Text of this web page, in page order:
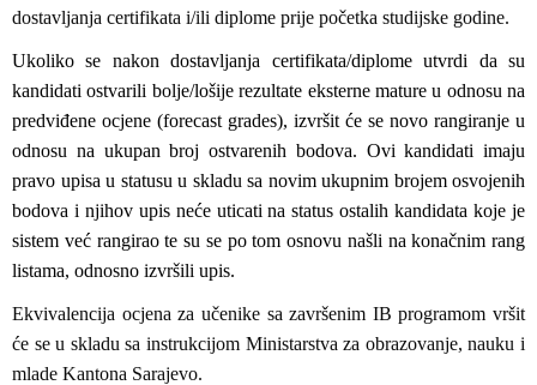
dostavljanja certifikata i/ili diplome prije početka studijske godine.
Ukoliko se nakon dostavljanja certifikata/diplome utvrdi da su
kandidati ostvarili bolje/lošije rezultate eksterne mature u odnosu na
predviđene ocjene (forecast grades), izvršit će se novo rangiranje u
odnosu na ukupan broj ostvarenih bodova. Ovi kandidati imaju
pravo upisa u statusu u skladu sa novim ukupnim brojem osvojenih
bodova i njihov upis neće uticati na status ostalih kandidata koje je
sistem već rangirao te su se po tom osnovu našli na konačnim rang
listama, odnosno izvršili upis.
Ekvivalencija ocjena za učenike sa završenim IB programom vršit
će se u skladu sa instrukcijom Ministarstva za obrazovanje, nauku i
mlade Kantona Sarajevo.